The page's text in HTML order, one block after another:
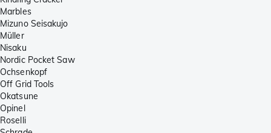
Marbles
Mizuno Seisakujo
Müller
Nisaku
Nordic Pocket Saw
Ochsenkopf
Off Grid Tools
Okatsune
Opinel
Roselli